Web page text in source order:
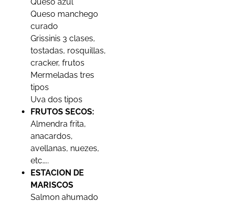
Queso manchego
curado
Grissinis 3 clases,
tostadas, rosquillas,
cracker, frutos
Mermeladas tres
tipos
Uva dos tipos
FRUTOS SECOS:
Almendra frita,
anacardos,
avellanas, nuezes,
etc…..
ESTACION DE
MARISCOS
Salmon ahumado